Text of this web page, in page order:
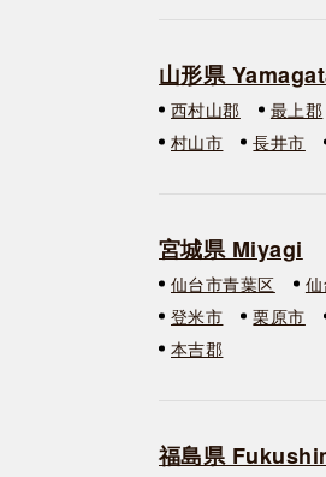
山形県
西村山郡 最上郡
村山市
長井市
宮城県 Miyagi
仙台市青葉区
登米市
栗原市
本吉郡
福島県